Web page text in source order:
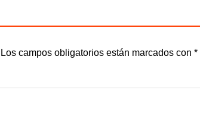
Los campos obligatorios están marcados con *